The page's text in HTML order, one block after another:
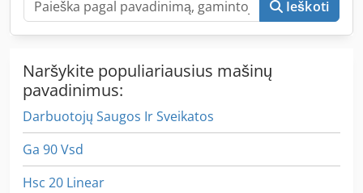
Ieškoti
Naršykite populiariausius mašinų
pavadinimus:
Darbuotojų Saugos Ir Sveikatos
Ga 90 Vsd
Hsc 20 Linear